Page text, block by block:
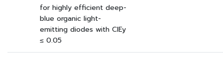
for highly efficient deep-
blue organic light-
emitting diodes with CIEy
≤ 0.05